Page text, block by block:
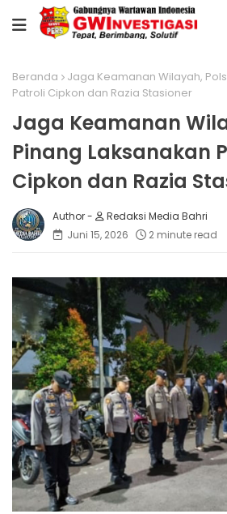
Beranda
Jaga Keamanan Wilayah,
Patroli Cipkon dan Razia Stasioner
Jaga Keamanan
Pinang Laksanakan
Cipkon dan Razia
Redaksi Media Bahri
Juni 15, 2026
2 minute read